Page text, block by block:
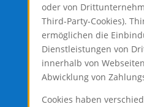
oder von
Third-Party-Cookies).
ermöglichen die
Dienstleistungen von
innerhalb von
Abwicklung von
Cookies haben